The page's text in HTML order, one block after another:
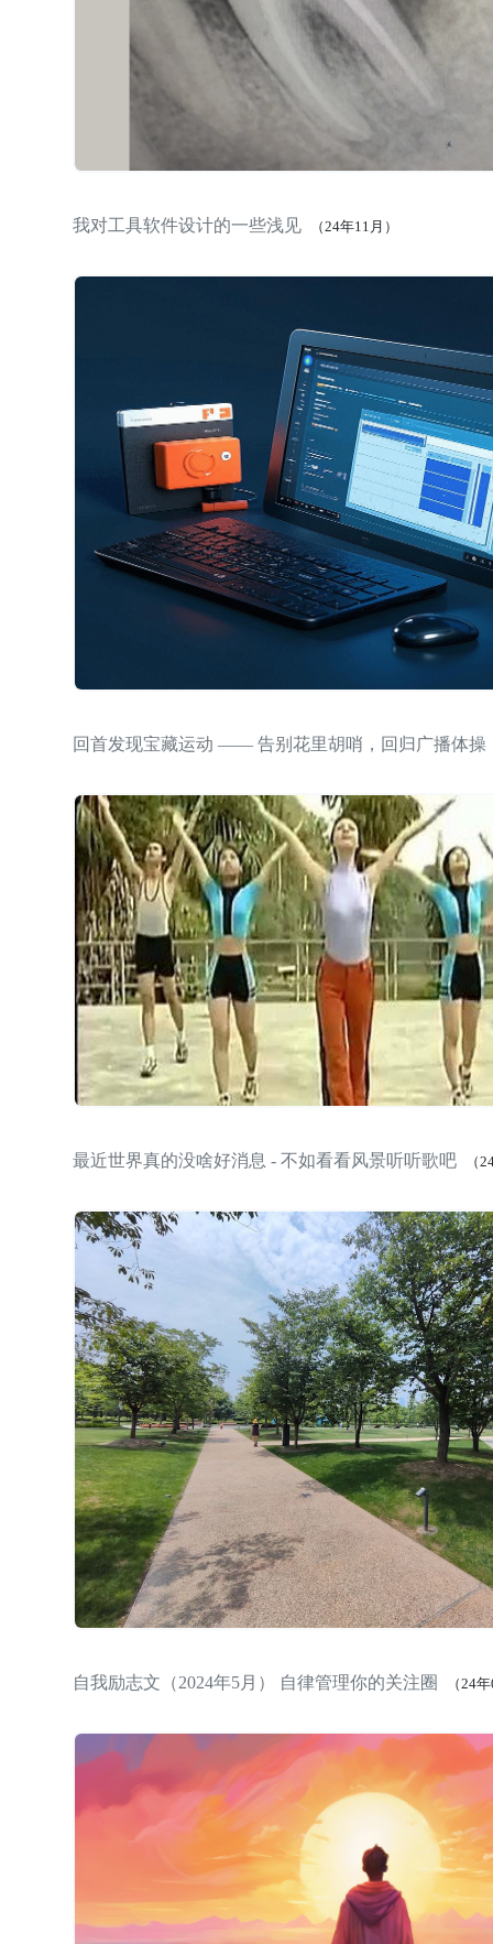
我对工具软件设计的一些浅见 （24年11月）
回首发现宝藏运动 —— 告别花里胡哨，回归广播体操
最近世界真的没啥好消息 - 不如看看风景听听歌吧 （
自我励志文（2024年5月） 自律管理你的关注圈 （24